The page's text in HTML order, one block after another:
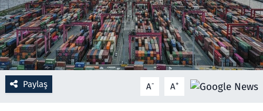
Paylaş A- A+
Resmi İlanlar
Rüya Tabirleri
Sağlık
Savunma Sanayi